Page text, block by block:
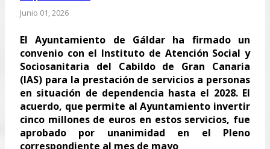
Junio 01, 2026
El Ayuntamiento de Gáldar ha firmado un
convenio con el Instituto de Atención Social y
Sociosanitaria del Cabildo de Gran Canaria
(IAS) para la prestación de servicios a personas
en situación de dependencia hasta el 2028. El
acuerdo, que permite al Ayuntamiento invertir
cinco millones de euros en estos servicios, fue
aprobado por unanimidad en el Pleno
correspondiente al mes de mayo